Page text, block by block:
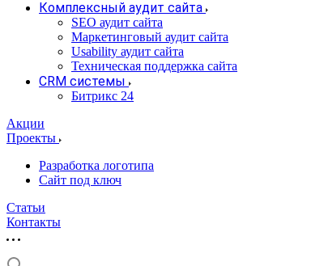
Комплексный аудит сайта
SEO аудит сайта
Маркетинговый аудит сайта
Usability аудит сайта
Техническая поддержка сайта
CRM системы
Битрикс 24
Акции
Проекты
Разработка логотипа
Сайт под ключ
Статьи
Контакты